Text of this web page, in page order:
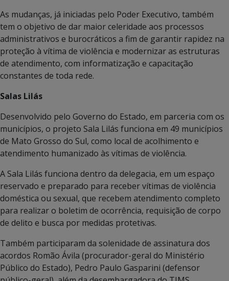
As mudanças, já iniciadas pelo Poder Executivo, também
tem o objetivo de dar maior celeridade aos processos
administrativos e burocráticos a fim de garantir rapidez na
proteção à vítima de violência e modernizar as estruturas
de atendimento, com informatização e capacitação
constantes de toda rede.
Salas Lilás
Desenvolvido pelo Governo do Estado, em parceria com os
municípios, o projeto Sala Lilás funciona em 49 municípios
de Mato Grosso do Sul, como local de acolhimento e
atendimento humanizado às vítimas de violência.
A Sala Lilás funciona dentro da delegacia, em um espaço
reservado e preparado para receber vítimas de violência
doméstica ou sexual, que recebem atendimento completo
para realizar o boletim de ocorrência, requisição de corpo
de delito e busca por medidas protetivas.
Também participaram da solenidade de assinatura dos
acordos Romão Ávila (procurador-geral do Ministério
Público do Estado), Pedro Paulo Gasparini (defensor